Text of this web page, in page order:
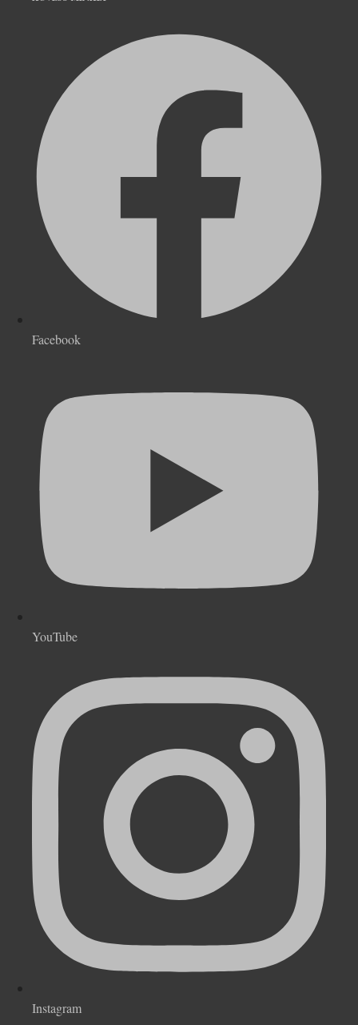
Facebook
YouTube
Instagram